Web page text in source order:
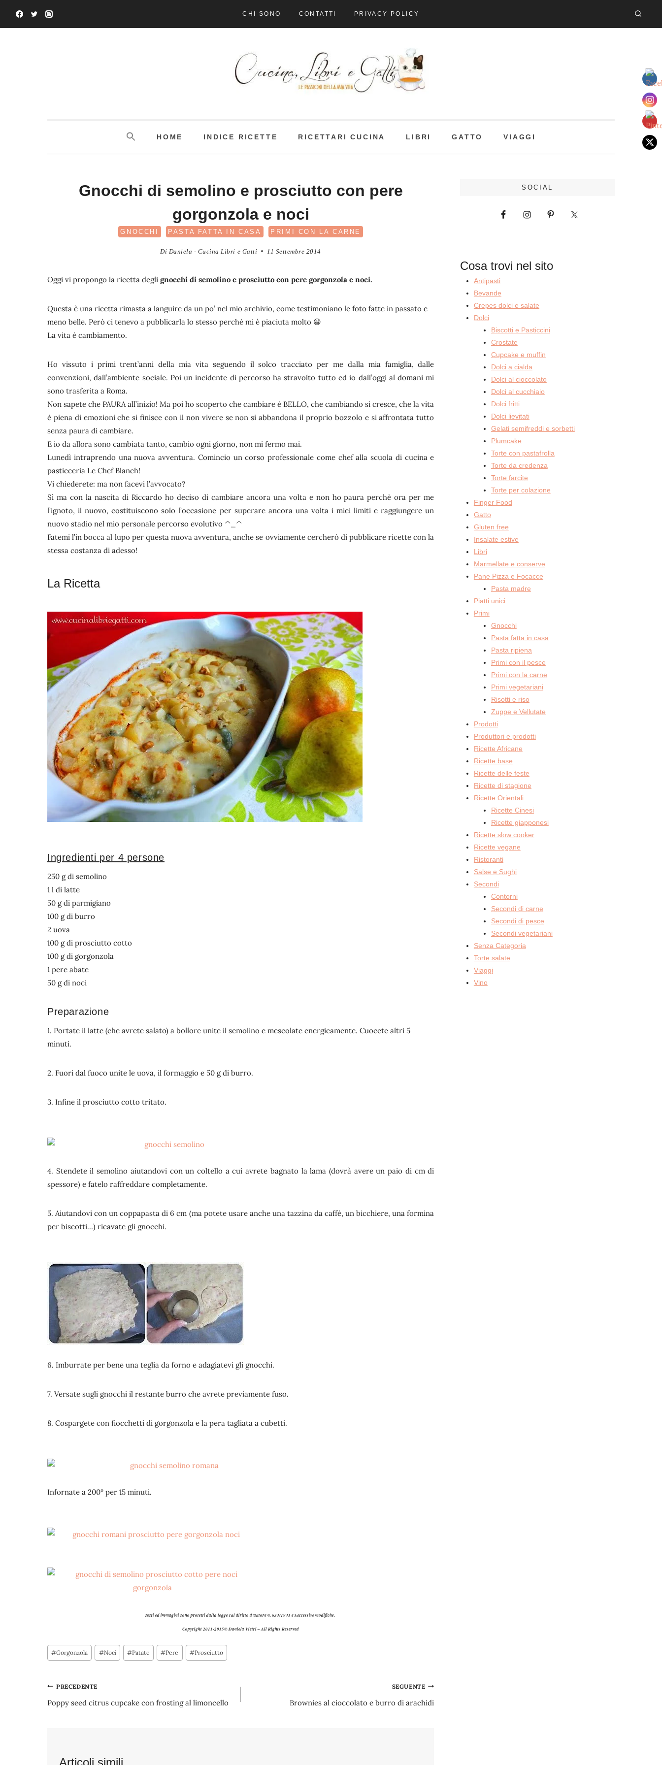
CHI SONO CONTATTI PRIVACY POLICY
HOME INDICE RICETTE RICETTARI CUCINA LIBRI GATTO VIAGGI
Gnocchi di semolino e prosciutto con pere
gorgonzola e noci
GNOCCHI PASTA FATTA IN CASA PRIMI CON LA CARNE
Di Daniela - Cucina Libri e Gatti 11 Settembre 2014
Oggi vi propongo la ricetta degli gnocchi di semolino e prosciutto con pere gorgonzola e noci.
Questa è una ricetta rimasta a languire da un po’ nel mio archivio, come testimoniano le foto fatte in passato e
meno belle. Però ci tenevo a pubblicarla lo stesso perchè mi è piaciuta molto 😀
La vita è cambiamento.
Ho vissuto i primi trent’anni della mia vita seguendo il solco tracciato per me dalla mia famiglia, dalle
convenzioni, dall’ambiente sociale. Poi un incidente di percorso ha stravolto tutto ed io dall’oggi al domani mi
sono trasferita a Roma.
Non sapete che PAURA all’inizio! Ma poi ho scoperto che cambiare è BELLO, che cambiando si cresce, che la vita
è piena di emozioni che si finisce con il non vivere se non si abbandona il proprio bozzolo e si affrontata tutto
senza paura di cambiare.
E io da allora sono cambiata tanto, cambio ogni giorno, non mi fermo mai.
Lunedì intraprendo una nuova avventura. Comincio un corso professionale come chef alla scuola di cucina e
pasticceria Le Chef Blanch!
Vi chiederete: ma non facevi l’avvocato?
Sì ma con la nascita di Riccardo ho deciso di cambiare ancora una volta e non ho paura perchè ora per me
l’ignoto, il nuovo, costituiscono solo l’occasione per superare ancora una volta i miei limiti e raggiungere un
nuovo stadio nel mio personale percorso evolutivo ^_^
Fatemi l’in bocca al lupo per questa nuova avventura, anche se ovviamente cercherò di pubblicare ricette con la
stessa costanza di adesso!
La Ricetta
Ingredienti per 4 persone
250 g di semolino
1 l di latte
50 g di parmigiano
100 g di burro
2 uova
100 g di prosciutto cotto
100 g di gorgonzola
1 pere abate
50 g di noci
Preparazione
1. Portate il latte (che avrete salato) a bollore unite il semolino e mescolate energicamente. Cuocete altri 5
minuti.
2. Fuori dal fuoco unite le uova, il formaggio e 50 g di burro.
3. Infine il prosciutto cotto tritato.
4. Stendete il semolino aiutandovi con un coltello a cui avrete bagnato la lama (dovrà avere un paio di cm di
spessore) e fatelo raffreddare completamente.
5. Aiutandovi con un coppapasta di 6 cm (ma potete usare anche una tazzina da caffè, un bicchiere, una formina
per biscotti…) ricavate gli gnocchi.
6. Imburrate per bene una teglia da forno e adagiatevi gli gnocchi.
7. Versate sugli gnocchi il restante burro che avrete previamente fuso.
8. Cospargete con fiocchetti di gorgonzola e la pera tagliata a cubetti.
Infornate a 200° per 15 minuti.
Testi ed immagini sono protetti dalla legge sul diritto d’autore n. 633/1941 e successive modifiche.
Copyright 2011-2015© Daniela Vietri – All Rights Reserved
Tag
articolo:
#Gorgonzola #Noci #Patate #Pere #Prosciutto
Navigazione
articoli
PRECEDENTE
Poppy seed citrus cupcake con frosting al limoncello
SEGUENTE
Brownies al cioccolato e burro di arachidi
SOCIAL
Cosa trovi nel sito
Antipasti
Bevande
Crepes dolci e salate
Dolci
Biscotti e Pasticcini
Crostate
Cupcake e muffin
Dolci a cialda
Dolci al cioccolato
Dolci al cucchiaio
Dolci fritti
Dolci lievitati
Gelati semifreddi e sorbetti
Plumcake
Torte con pastafrolla
Torte da credenza
Torte farcite
Torte per colazione
Finger Food
Gatto
Gluten free
Insalate estive
Libri
Marmellate e conserve
Pane Pizza e Focacce
Pasta madre
Piatti unici
Primi
Gnocchi
Pasta fatta in casa
Pasta ripiena
Primi con il pesce
Primi con la carne
Primi vegetariani
Risotti e riso
Zuppe e Vellutate
Prodotti
Produttori e prodotti
Ricette Africane
Ricette base
Ricette delle feste
Ricette di stagione
Ricette Orientali
Ricette Cinesi
Ricette giapponesi
Ricette slow cooker
Ricette vegane
Ristoranti
Salse e Sughi
Secondi
Contorni
Secondi di carne
Secondi di pesce
Secondi vegetariani
Senza Categoria
Torte salate
Viaggi
Vino